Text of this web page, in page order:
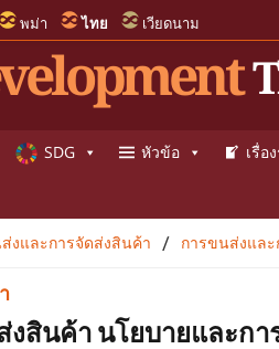
พม่า ไทย เวียดนาม
SDG หัวข้อ เรื่อ
งและการจัดส่งสินค้า / การขนส่งแล
สินค้า นโยบายและกา